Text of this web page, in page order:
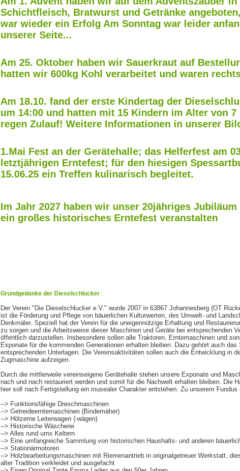
Schichtfleisch, Bratwurst und Getränke
war wieder ein Erfolg Am Sonntag war leider
unserer Seite...
Am 25. Oktober haben wir Sauerkraut auf
hatten wir 600kg Kohl verarbeitet und waren
Am 18.10. fand der erste Kindertag der
um 14:00 und hatten mit 15 Kindern im Alter von 7
regen Zulauf! Weitere Informationen in unserer
1.Mai Fest an der Gerätehalle; das Helferfest am
letztjährigen Erntefest; für den hiesigen
15.06.25 ein Treffen kulinarisch begleitet.
Im Jahr 2027 haben wir unser 20jähriges
ein großes historisches Erntefest veranstalten
Grundgedanke der Dieselschlucker
Der Verein "Die Dieselschlucker e.V." wurde 2007 in 63867 Johannesberg (OT
ist die Förderung und Pflege von bäuerlichen Kulturwerten, des Umwelt- und
Denkmäler. Speziell hat der Verein für die uneigennützige Erhaltung und
zu sorgen und die Arbeitsweise dieser Maschinen und Geräte bei entsprechenden
öffentlich darzustellen. Insbesondere sollen alle Traktoren, Erntemaschinen und
Exponate für die kommenden Generationen erhalten bleiben. Dazu gehört auch
entsprechenden Unterlagen. Die Vereinsaktivitäten sollen auch die Entwicklung in
Zugmaschine aufzeigen.
Durch die mittlerweile vereinseigene Gerätehalle stehen unsere Exponate und
nach und nach restauriert werden und somit für die Nachwelt erhalten bleiben. Die
hier soll nach Fertigstellung ein musealer Charakter entstehen. Zu unserem Fundus
--> Funktionsfähige Dreschmaschinen
--> Getreideerntemaschinen (Bindemäher)
--> Hölzerne Leiterwagen (-wägen)
--> Historische Wäscherei
--> Alles rund ums Keltern
--> Eine umfangreiche Sammlung von historischen Haushalts- und anderen
--> Stationärmotoren
--> Holzbearbeitungsmaschinen mit Riemenantrieb in originalgetreuer Werkstatt,
alter Tradition verkleidet und ausgefacht